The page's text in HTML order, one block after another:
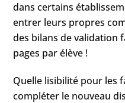
dans certains
entrer leurs propres
des bilans de validation
pages par élève !
Quelle lisibilité pour les
compléter le nouveau